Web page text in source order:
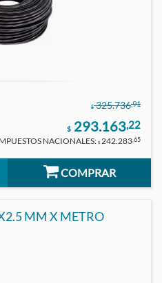
$ 325.736,91
$ 293.163,22
NACIONALES: $ 242.283,65
COMPRAR
MM X METRO